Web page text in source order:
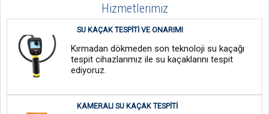
Hizmetlerimiz
SU KAÇAK TESPITI VE ONARIMI
Kırmadan dökmeden son teknoloji su kaçağı
tespit cihazlarımız ile su kaçaklarını tespit
ediyoruz.
KAMERALI SU KAÇAK TESPITI